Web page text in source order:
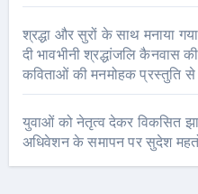
श्रद्धा और सुरों के साथ मनाया
दी भावभीनी श्रद्धांजलि कैनवास
कविताओं की मनमोहक प्रस्तुति से
युवाओं को नेतृत्व देकर विकसित
अधिवेशन के समापन पर सुदेश